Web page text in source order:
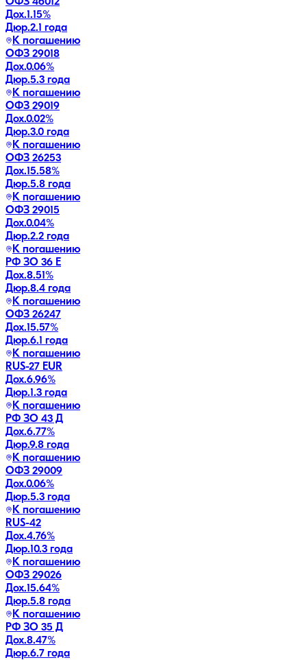
Дох.1.15%
Дюр.2.1 года
К погашению
ОФЗ 29018
Дох.0.06%
Дюр.5.3 года
К погашению
ОФЗ 29019
Дох.0.02%
Дюр.3.0 года
К погашению
ОФЗ 26253
Дох.15.58%
Дюр.5.8 года
К погашению
ОФЗ 29015
Дох.0.04%
Дюр.2.2 года
К погашению
РФ ЗО 36 Е
Дох.8.51%
Дюр.8.4 года
К погашению
ОФЗ 26247
Дох.15.57%
Дюр.6.1 года
К погашению
RUS-27 EUR
Дох.6.96%
Дюр.1.3 года
К погашению
РФ ЗО 43 Д
Дох.6.77%
Дюр.9.8 года
К погашению
ОФЗ 29009
Дох.0.06%
Дюр.5.3 года
К погашению
RUS-42
Дох.4.76%
Дюр.10.3 года
К погашению
ОФЗ 29026
Дох.15.64%
Дюр.5.8 года
К погашению
РФ ЗО 35 Д
Дох.8.47%
Дюр.6.7 года